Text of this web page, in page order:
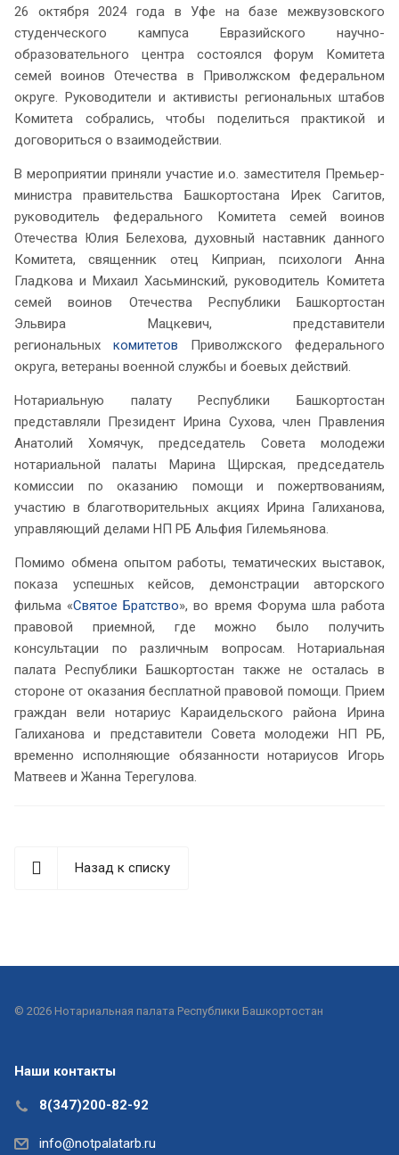
26 октября 2024 года в Уфе на базе межвузовского
студенческого кампуса Евразийского научно-
образовательного центра состоялся форум Комитета
семей воинов Отечества в Приволжском федеральном
округе. Руководители и активисты региональных штабов
Комитета собрались, чтобы поделиться практикой и
договориться о взаимодействии.
В мероприятии приняли участие и.о. заместителя Премьер-
министра правительства Башкортостана Ирек Сагитов,
руководитель федерального Комитета семей воинов
Отечества Юлия Белехова, духовный наставник данного
Комитета, священник отец Киприан, психологи Анна
Гладкова и Михаил Хасьминский, руководитель Комитета
семей воинов Отечества Республики Башкортостан
Эльвира Мацкевич, представители
региональных комитетов Приволжского федерального
округа, ветераны военной службы и боевых действий.
Нотариальную палату Республики Башкортостан
представляли Президент Ирина Сухова, член Правления
Анатолий Хомячук, председатель Совета молодежи
нотариальной палаты Марина Щирская, председатель
комиссии по оказанию помощи и пожертвованиям,
участию в благотворительных акциях Ирина Галиханова,
управляющий делами НП РБ Альфия Гилемьянова.
Помимо обмена опытом работы, тематических выставок,
показа успешных кейсов, демонстрации авторского
фильма «Святое Братство», во время Форума шла работа
правовой приемной, где можно было получить
консультации по различным вопросам. Нотариальная
палата Республики Башкортостан также не осталась в
стороне от оказания бесплатной правовой помощи. Прием
граждан вели нотариус Караидельского района Ирина
Галиханова и представители Совета молодежи НП РБ,
временно исполняющие обязанности нотариусов Игорь
Матвеев и Жанна Терегулова.
Назад к списку
© 2026 Нотариальная палата Республики Башкортостан
Наши контакты
8(347)200-82-92
info@notpalatarb.ru